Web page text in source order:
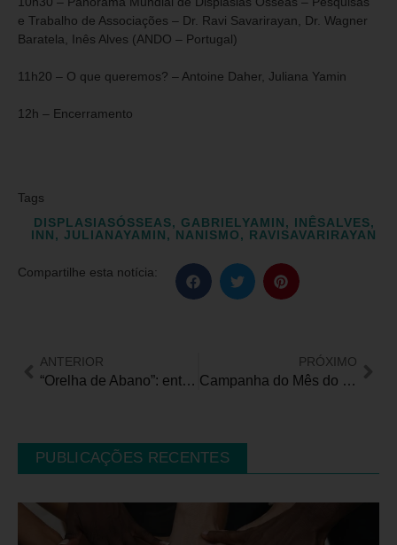
e Trabalho de Associações – Dr. Ravi Savarirayan, Dr. Wagner
Baratela, Inês Alves (ANDO – Portugal)
11h20 – O que queremos? – Antoine Daher, Juliana Yamin
12h – Encerramento
Tags
DISPLASIASÓSSEAS, GABRIELYAMIN, INÊSALVES,
INN, JULIANAYAMIN, NANISMO, RAVISAVARIRAYAN
Compartilhe esta notícia:
ANTERIOR
“Orelha de Abano”: entenda a condição e as alternativas cirúrgicas para quem sofre com o problema
PRÓXIMO
Campanha do Mês do Consumidor alerta para a urgência da inclusão digital no e-commerce
PUBLICAÇÕES RECENTES